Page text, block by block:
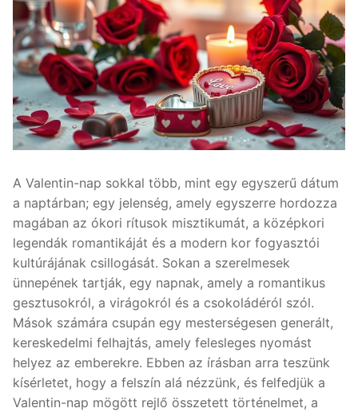
A Valentin-nap sokkal több, mint egy egyszerű dátum
a naptárban; egy jelenség, amely egyszerre hordozza
magában az ókori rítusok misztikumát, a középkori
legendák romantikáját és a modern kor fogyasztói
kultúrájának csillogását. Sokan a szerelmesek
ünnepének tartják, egy napnak, amely a romantikus
gesztusokról, a virágokról és a csokoládéról szól.
Mások számára csupán egy mesterségesen generált,
kereskedelmi felhajtás, amely felesleges nyomást
helyez az emberekre. Ebben az írásban arra teszünk
kísérletet, hogy a felszín alá nézzünk, és felfedjük a
Valentin-nap mögött rejlő összetett történelmet, a